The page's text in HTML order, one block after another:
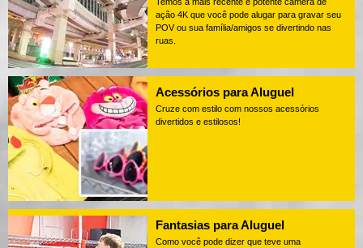
Temos a mais recente e potente câmera de
ação 4K que você pode alugar para gravar seu
POV ou sua família/amigos se divertindo nas
ruas.
Acessórios para Aluguel
Cruze com estilo com nossos acessórios
divertidos e estilosos!
Fantasias para Aluguel
Como você pode dizer que teve uma